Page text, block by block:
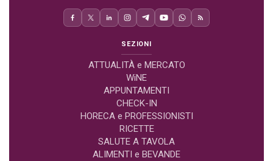
SEZIONI
ATTUALITÀ e MERCATO
WiNE
APPUNTAMENTI
CHECK-IN
HORECA e PROFESSIONISTI
RICETTE
SALUTE A TAVOLA
ALIMENTI e BEVANDE